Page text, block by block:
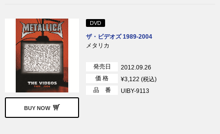
BUY NOW
DVD
ザ・ビデオズ 1989-2004
メタリカ
発売日
2012.09.26
価 格
¥3,122 (税込)
品 番
UIBY-9113